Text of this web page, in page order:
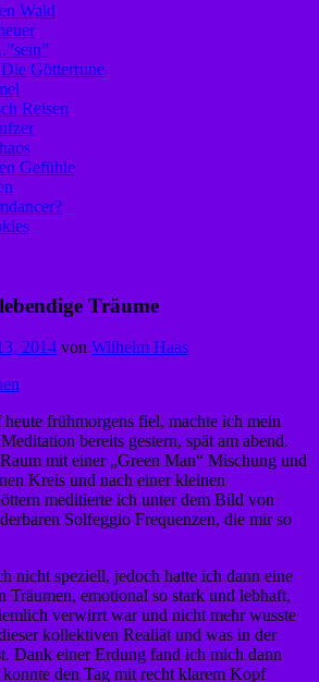
Wald
Götterrune
Reisen
Gefühle
Träume
2014 von Wilhelm Haas
frühmorgens fiel, machte ich mein
bereits gestern, spät am abend.
mit einer „Green Man“ Mischung und
Kreis und nach einer kleinen
meditierte ich unter dem Bild von
Solfeggio Frequenzen, die mir so
nicht speziell, jedoch hatte ich dann eine
Träumen, emotional so stark und lebhaft,
verwirrt war und nicht mehr wusste
kollektiven Realiät und was in der
Dank einer Erdung fand ich mich dann
den Tag mit recht klarem Kopf